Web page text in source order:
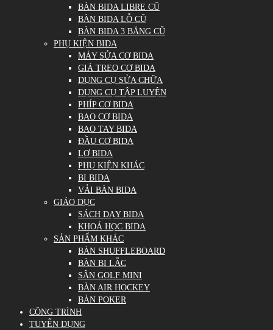
BÀN BIDA LIBRE CŨ
BÀN BIDA LỖ CŨ
BÀN BIDA 3 BĂNG CŨ
PHỤ KIỆN BIDA
MÁY SỬA CƠ BIDA
GIÁ TREO CƠ BIDA
DỤNG CỤ SỬA CHỮA
DỤNG CỤ TẬP LUYỆN
PHÍP CƠ BIDA
BAO CƠ BIDA
BAO TAY BIDA
ĐẦU CƠ BIDA
LƠ BIDA
PHỤ KIỆN KHÁC
BI BIDA
VẢI BÀN BIDA
GIÁO DỤC
SÁCH DẠY BIDA
KHOÁ HỌC BIDA
SẢN PHẨM KHÁC
BÀN SHUFFLEBOARD
BÀN BI LẮC
SÂN GOLF MINI
BÀN AIR HOCKEY
BÀN POKER
CÔNG TRÌNH
TUYỂN DỤNG